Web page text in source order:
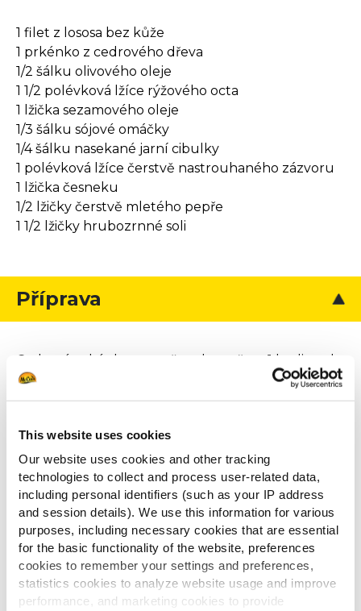
This website uses cookies
Our website uses cookies and other tracking
technologies to collect and process user-related data,
including personal identifiers (such as your IP address
and session details). We use this information for various
purposes, including necessary cookies that are essential
for the basic functionality of the website, preferences
cookies to remember your settings and preferences,
statistics cookies to analyze website usage and improve
performance, and marketing cookies to provide
1 filet z lososa bez kůže
1 prkénko z cedrového dřeva
1/2 šálku olivového oleje
1 1/2 polévková lžíce rýžového octa
1 lžička sezamového oleje
1/3 šálku sójové omáčky
1/4 šálku nasekané jarní cibulky
1 polévková lžíce čerstvě nastrouhaného zázvoru
1 lžička česneku
1/2 lžičky čerstvě mletého pepře
1 1/2 lžičky hrubozrnné soli
Příprava
Cedrové prkénko namočte alespoň na 1 hodinu do
horké vody, piva či vína. Pokud máte čas, namočte
jich více.
olivový olej, rýžový ocet, sezamový olej, sójovou
omáčku, jarní cibulku, zázvor a česnek. Filet z
lososa osolte, opepřete a ponořte z obou stran do
marinády. Přikryjte potravinovou fólií a nechte
marinovat alespoň 15 minut až hodinu.
Rozehřejte gril na střední teplotu.
Na gril položte cedrové prkénko. Až se z něj začne
kouřit, je připravené k použití.
Na cedrové prkénko položte filet z lososa, zavřete